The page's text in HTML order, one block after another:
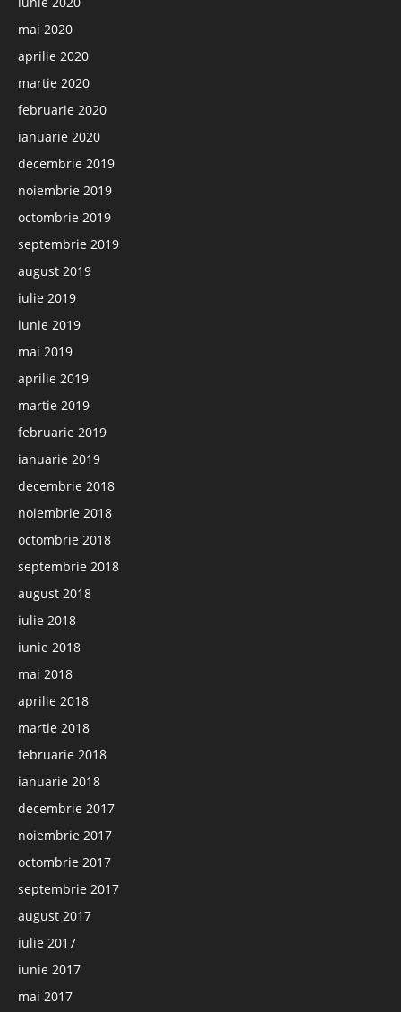
mai 2020
aprilie 2020
martie 2020
februarie 2020
ianuarie 2020
decembrie 2019
noiembrie 2019
octombrie 2019
septembrie 2019
august 2019
iulie 2019
iunie 2019
mai 2019
aprilie 2019
martie 2019
februarie 2019
ianuarie 2019
decembrie 2018
noiembrie 2018
octombrie 2018
septembrie 2018
august 2018
iulie 2018
iunie 2018
mai 2018
aprilie 2018
martie 2018
februarie 2018
ianuarie 2018
decembrie 2017
noiembrie 2017
octombrie 2017
septembrie 2017
august 2017
iulie 2017
iunie 2017
mai 2017